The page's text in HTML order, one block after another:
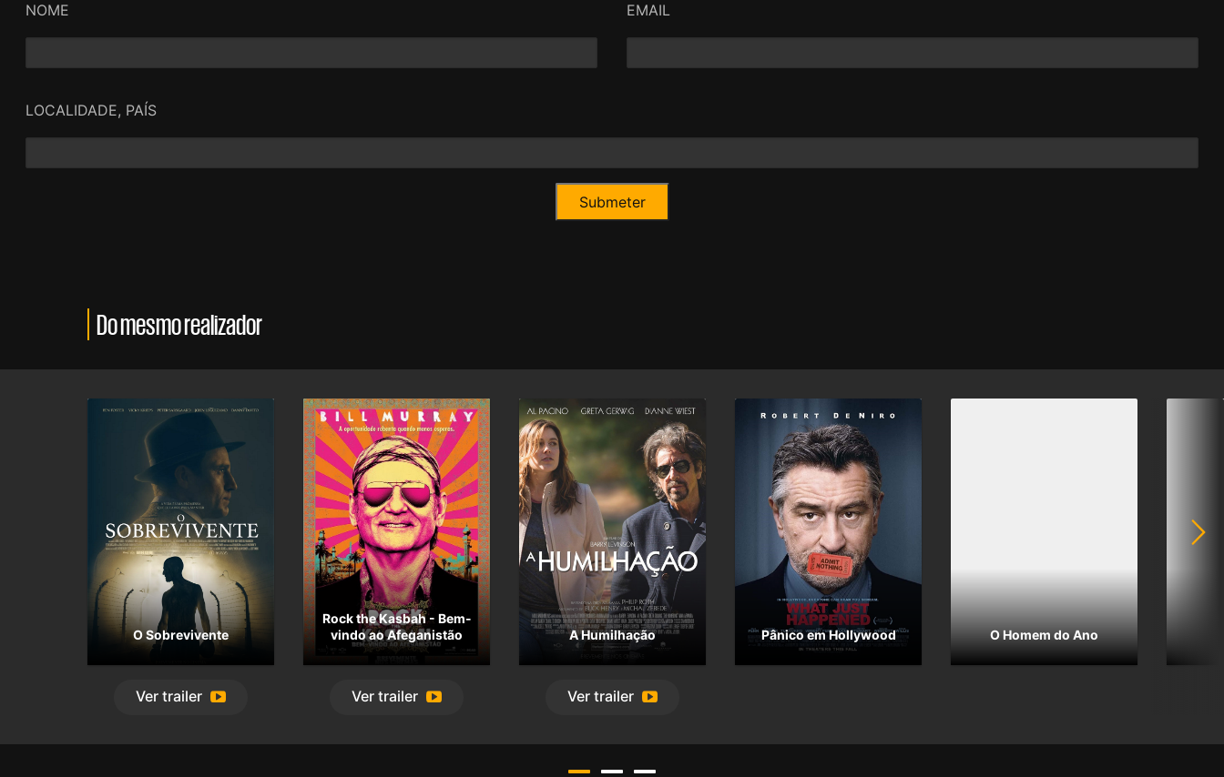
NOME EMAIL
LOCALIDADE, PAÍS
Do mesmo realizador
O Sobrevivente
Ver trailer
Rock the Kasbah - Bem-
vindo ao Afeganistão
Ver trailer
A Humilhação
Ver trailer
Pânico em Hollywood O Homem do Ano